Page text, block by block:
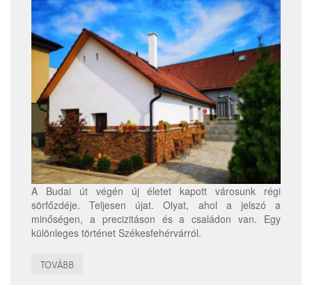
A Budai út végén új életet kapott városunk régi
sörfőzdéje. Teljesen újat. Olyat, ahol a jelszó a
minőségen, a precizitáson és a családon van. Egy
különleges történet Székesfehérvárról.
TOVÁBB